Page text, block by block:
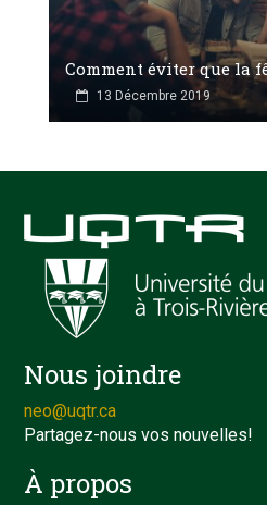
Comment éviter que la
13 Décembre 2019
Nous joindre
neo@uqtr.ca
Partagez-nous vos nouvelles!
À propos